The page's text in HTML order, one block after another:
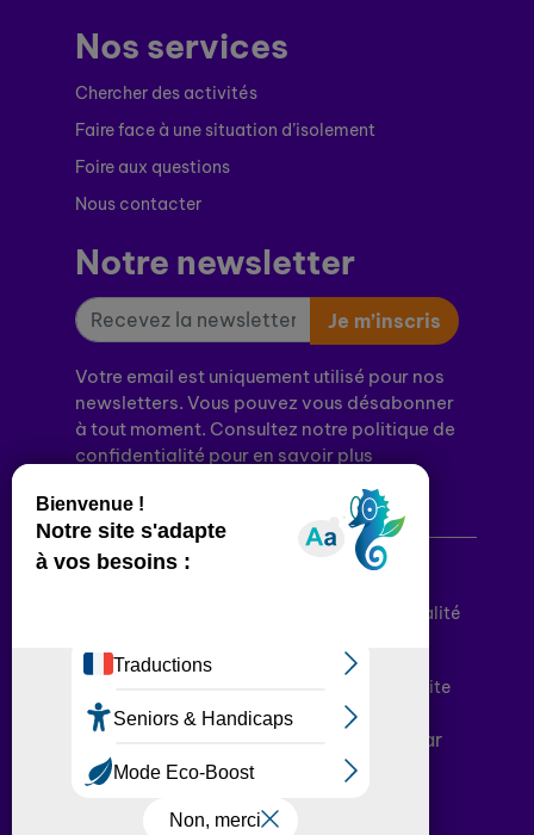
Nos services
Chercher des activités
Faire face à une situation d’isolement
Foire aux questions
Nous contacter
Notre newsletter
Je m’inscris
Votre email est uniquement utilisé pour nos
newsletters. Vous pouvez vous désabonner
à tout moment. Consultez notre politique de
confidentialité pour en savoir plus
Politique de confidentialité
Conditions générales d’utilisation
Plan du site
Plateforme développée en France par
HACKTIV